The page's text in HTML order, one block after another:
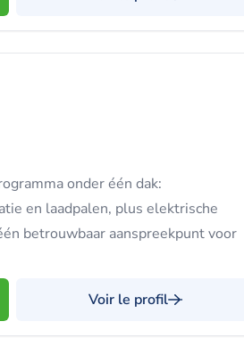
onder één dak:
en laadpalen, plus elektrische
betrouwbaar aanspreekpunt voor
Voir le profil